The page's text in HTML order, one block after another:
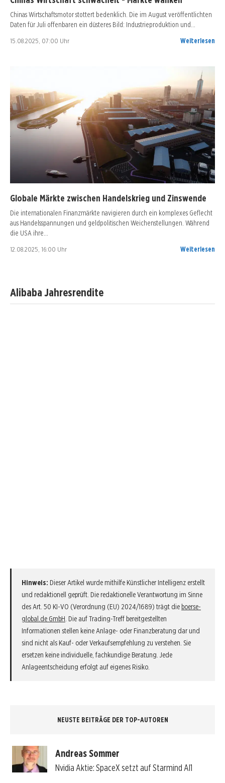
Chinas Wirtschaftsmotor stottert bedenklich. Die im August veröffentlichten
Daten für Juli offenbaren ein düsteres Bild: Industrieproduktion und…
15.08.2025, 07:00 Uhr Weiterlesen
Globale Märkte zwischen Handelskrieg und Zinswende
Die internationalen Finanzmärkte navigieren durch ein komplexes Geflecht
aus Handelsspannungen und geldpolitischen Weichenstellungen. Während
die USA ihre…
12.08.2025, 16:00 Uhr Weiterlesen
Alibaba Jahresrendite
Hinweis: Dieser Artikel wurde mithilfe Künstlicher Intelligenz erstellt
und redaktionell geprüft. Die redaktionelle Verantwortung im Sinne
des Art. 50 KI-VO (Verordnung (EU) 2024/1689) trägt die boerse-
global.de GmbH . Die auf Trading-Treff bereitgestellten
Informationen stellen keine Anlage- oder Finanzberatung dar und
sind nicht als Kauf- oder Verkaufsempfehlung zu verstehen. Sie
ersetzen keine individuelle, fachkundige Beratung. Jede
Anlageentscheidung erfolgt auf eigenes Risiko.
NEUSTE BEITRÄGE DER TOP-AUTOREN
Andreas Sommer
Nvidia Aktie: SpaceX setzt auf Starmind AI1